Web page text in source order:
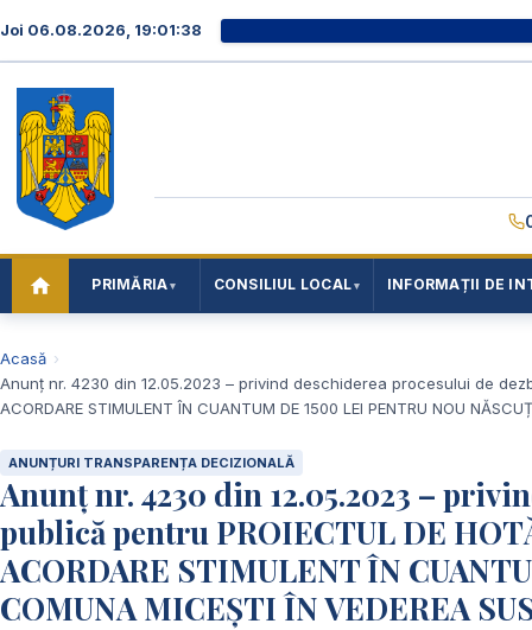
Joi 06.08.2026, 19:01:39
PRIMĂRIA CONSILIUL LOCAL INFORMAȚII DE
Acasă
Anunț nr. 4230 din 12.05.2023 – privind deschiderea procesului de
ACORDARE STIMULENT ÎN CUANTUM DE 1500 LEI PENTRU NOU
ANUNȚURI TRANSPARENȚA DECIZIONALĂ
Anunț nr. 4230 din 12.05.2023 –
publică pentru PROIECTUL DE
ACORDARE STIMULENT ÎN
COMUNA MICEȘTI ÎN VEDEREA